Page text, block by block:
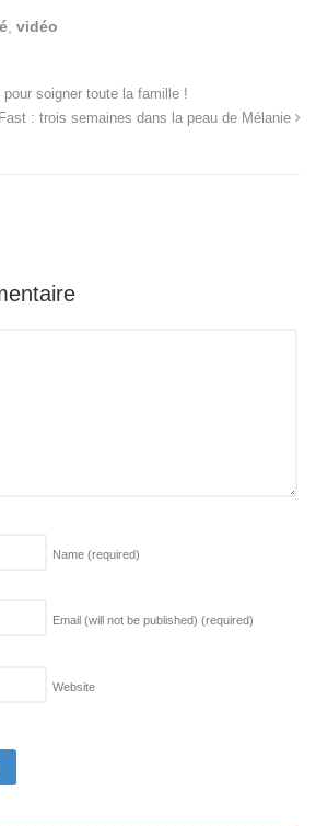
vidéo
soigner toute la famille !
: trois semaines dans la peau de Mélanie
Name (required)
Email (will not be published) (required)
Website